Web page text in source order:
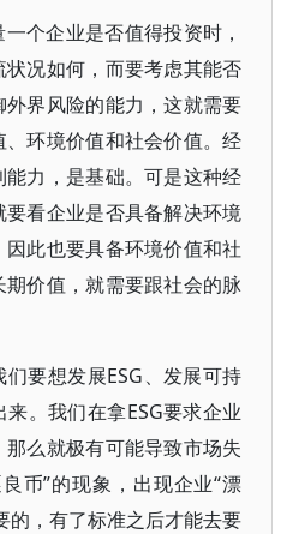
个企业是否值得投资时，
况如何，而要考虑其能否
界风险的能力，这就需要
环境价值和社会价值。经
力，是基础。可是这种经
看企业是否具备解决环境
此也要具备环境价值和社
价值，就需要跟社会的脉
要想发展ESG、发展可持
。我们在拿ESG要求企业
么就极有可能导致市场失
币”的现象，出现企业“漂
的，有了标准之后才能去要